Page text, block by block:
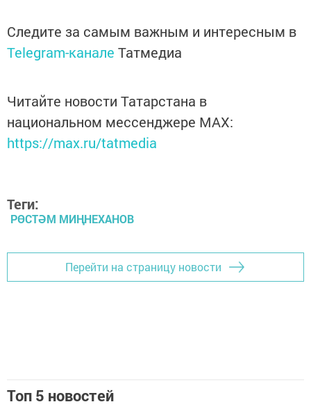
Следите за самым важным и интересным в
Telegram-канале Татмедиа
Читайте новости Татарстана в
национальном мессенджере MАХ:
https://max.ru/tatmedia
Теги:
РӨСТӘМ МИҢНЕХАНОВ
Перейти на страницу новости
Топ 5 новостей